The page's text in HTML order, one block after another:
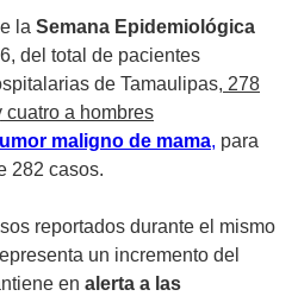
la Semana Epidemiológica
del total de pacientes
de Tamaulipas, 278
cuatro a hombres
maligno de mama, para
282 casos.
reportados durante el mismo
un incremento del
en alerta a las